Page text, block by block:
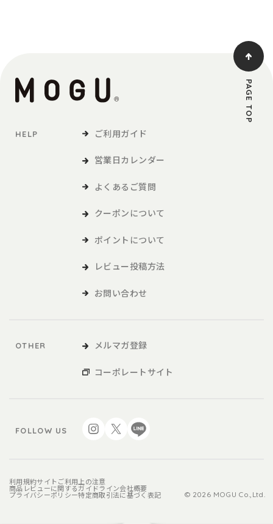
HELP ご利用ガイド
営業日カレンダー
よくあるご質問
クーポンについて
ポイントについて
レビュー投稿方法
お問い合わせ
OTHER メルマガ登録
コーポレートサイト
FOLLOW US
利用規約サイトご利用上の注意
商品レビューに関するガイドライン会社概要
プライバシーポリシー特定商取引法に基づく表記 © 2026 MOGU Co.,Ltd.
PAGE TOP